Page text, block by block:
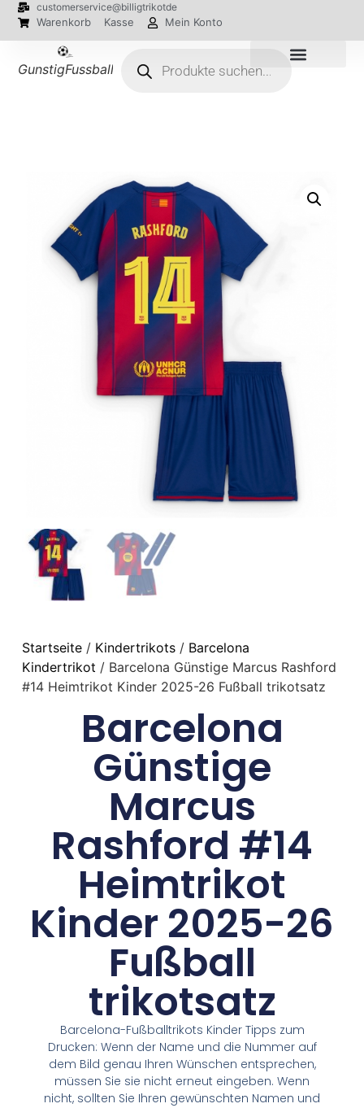
customerservice@billigtrikotde
Warenkorb Kasse Mein Konto
GunstigFussballTrikot
Startseite/ Kindertrikots/ Barcelona
Kindertrikot / Barcelona Günstige Marcus Rashford
#14 Heimtrikot Kinder 2025-26 Fußball trikotsatz
Barcelona
Günstige
Marcus
Rashford #14
Heimtrikot
Kinder 2025-26
Fußball
trikotsatz
Barcelona-Fußballtrikots Kinder Tipps zum
Drucken: Wenn der Name und die Nummer auf
dem Bild genau Ihren Wünschen entsprechen,
müssen Sie sie nicht erneut eingeben. Wenn
nicht, sollten Sie Ihren gewünschten Namen und